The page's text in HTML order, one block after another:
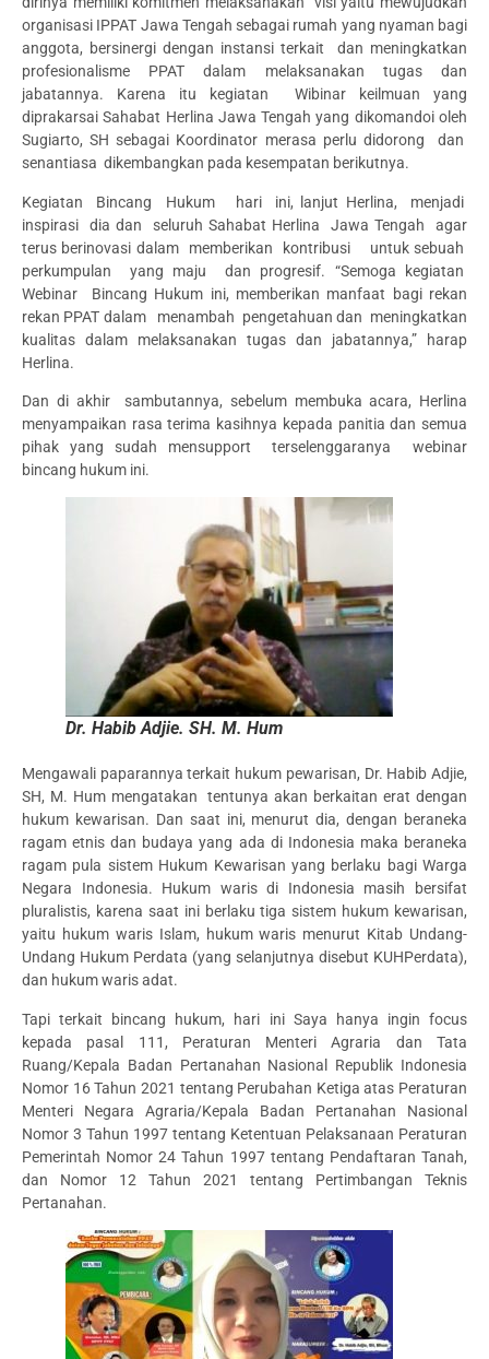
organisasi IPPAT Jawa Tengah sebagai rumah yang nyaman bagi
anggota, bersinergi dengan instansi terkait dan meningkatkan
profesionalisme PPAT dalam melaksanakan tugas dan
jabatannya. Karena itu kegiatan Wibinar keilmuan yang
diprakarsai Sahabat Herlina Jawa Tengah yang dikomandoi oleh
Sugiarto, SH sebagai Koordinator merasa perlu didorong dan
senantiasa dikembangkan pada kesempatan berikutnya.
Kegiatan Bincang Hukum hari ini, lanjut Herlina, menjadi
inspirasi dia dan seluruh Sahabat Herlina Jawa Tengah agar
terus berinovasi dalam memberikan kontribusi untuk sebuah
perkumpulan yang maju dan progresif. “Semoga kegiatan
Webinar Bincang Hukum ini, memberikan manfaat bagi rekan
rekan PPAT dalam menambah pengetahuan dan meningkatkan
kualitas dalam melaksanakan tugas dan jabatannya,” harap
Herlina.
Dan di akhir sambutannya, sebelum membuka acara, Herlina
menyampaikan rasa terima kasihnya kepada panitia dan semua
pihak yang sudah mensupport terselenggaranya webinar
bincang hukum ini.
Dr. Habib Adjie. SH. M. Hum
Mengawali paparannya terkait hukum pewarisan, Dr. Habib Adjie,
SH, M. Hum mengatakan tentunya akan berkaitan erat dengan
hukum kewarisan. Dan saat ini, menurut dia, dengan beraneka
ragam etnis dan budaya yang ada di Indonesia maka beraneka
ragam pula sistem Hukum Kewarisan yang berlaku bagi Warga
Negara Indonesia. Hukum waris di Indonesia masih bersifat
pluralistis, karena saat ini berlaku tiga sistem hukum kewarisan,
yaitu hukum waris Islam, hukum waris menurut Kitab Undang-
Undang Hukum Perdata (yang selanjutnya disebut KUHPerdata),
dan hukum waris adat.
Tapi terkait bincang hukum, hari ini Saya hanya ingin focus
kepada pasal 111, Peraturan Menteri Agraria dan Tata
Ruang/Kepala Badan Pertanahan Nasional Republik Indonesia
Nomor 16 Tahun 2021 tentang Perubahan Ketiga atas Peraturan
Menteri Negara Agraria/Kepala Badan Pertanahan Nasional
Nomor 3 Tahun 1997 tentang Ketentuan Pelaksanaan Peraturan
Pemerintah Nomor 24 Tahun 1997 tentang Pendaftaran Tanah,
dan Nomor 12 Tahun 2021 tentang Pertimbangan Teknis
Pertanahan.